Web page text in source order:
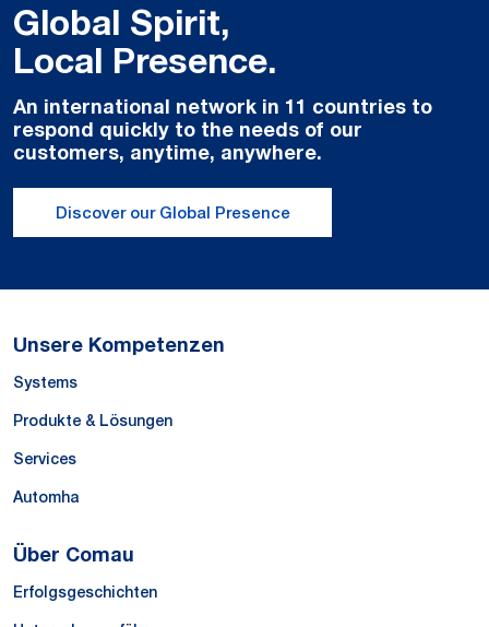
Global Spirit,
Local Presence.
An international network in 11 countries to
respond quickly to the needs of our
customers, anytime, anywhere.
Discover our Global Presence
Unsere Kompetenzen
Systems
Produkte & Lösungen
Services
Automha
Über Comau
Erfolgsgeschichten